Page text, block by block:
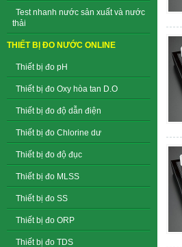
Test nhanh nước sản xuất và nước
thải
THIẾT BỊ ĐO NƯỚC ONLINE
Thiết bị đo pH
Thiết bị đo Oxy hòa tan D.O
Thiết bị đo độ dẫn điện
Thiết bị đo Chlorine dư
Thiết bị đo độ đục
Thiết bị đo MLSS
Thiết bị đo SS
Thiết bị đo ORP
Thiết bị đo TDS